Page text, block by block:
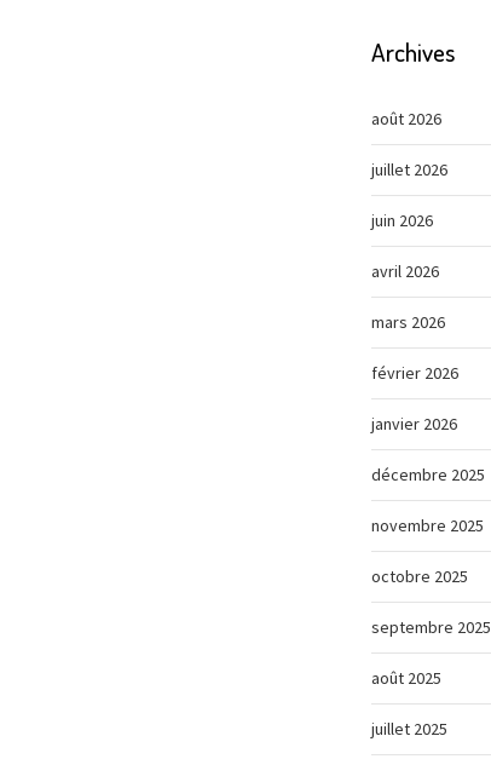
Archives
août 2026
juillet 2026
juin 2026
avril 2026
mars 2026
février 2026
janvier 2026
décembre 2025
novembre 2025
octobre 2025
septembre 2025
août 2025
juillet 2025